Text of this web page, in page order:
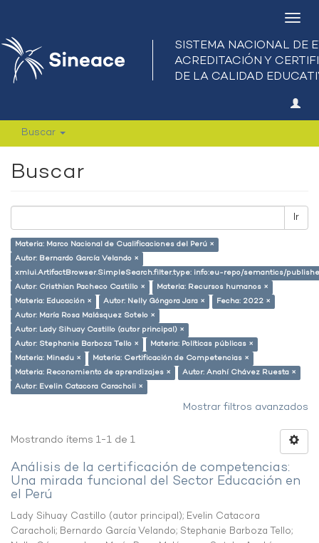
Buscar
Buscar
Ir
Materia: Marco Nacional de Cualificaciones del Perú ×
Autor: Bernardo García Velando ×
xmlui.ArtifactBrowser.SimpleSearch.filter.type: info:eu-repo/semantics/
Autor: Cristhian Pacheco Castillo ×
Materia: Recursos humanos ×
Materia: Educación ×
Autor: Nelly Góngora Jara ×
Fecha: 2022 ×
Autor: María Rosa Malásquez Sotelo ×
Autor: Lady Sihuay Castillo (autor principal) ×
Autor: Stephanie Barboza Tello ×
Materia: Políticas públicas ×
Materia: Minedu ×
Materia: Certificación de Competencias ×
Materia: Reconomiento de aprendizajes ×
Autor: Anahí Chávez Ruesta ×
Autor: Evelin Catacora Caracholi ×
Mostrar filtros avanzados
Mostrando ítems 1-1 de 1
Análisis de la certificación de competencias:
Una mirada funcional del Sector Educación en
el Perú
Lady Sihuay Castillo (autor principal); Evelin Catacora
Caracholi; Bernardo García Velando; Stephanie Barboza Tello;